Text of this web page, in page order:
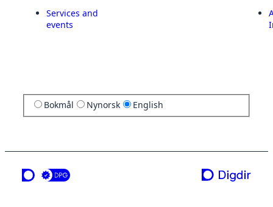
Services and
events
Bokmål Nynorsk English